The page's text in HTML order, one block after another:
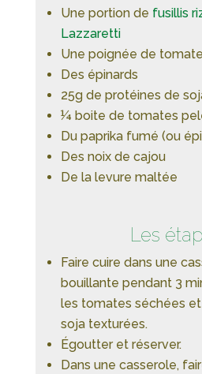
Une portion de fusillis
Lazzaretti
Une poignée de
Des épinards
25g de protéines de
¼ boite de tomates
Du paprika fumé (ou
Des noix de cajou
De la levure maltée
Les
Faire cuire dans une
bouillante pendant 3
les tomates séchées
soja texturées.
Égoutter et réserver.
Dans une casserole,